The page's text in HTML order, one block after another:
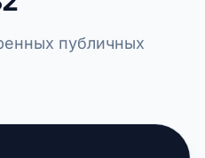
публичных